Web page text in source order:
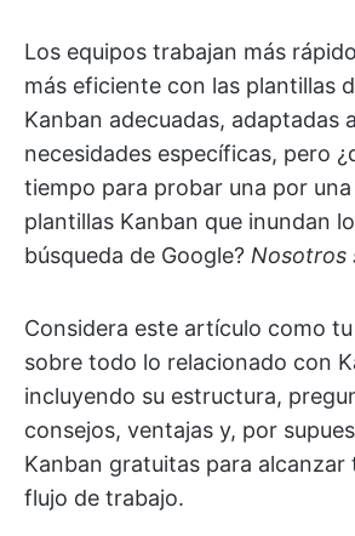
Los equipos trabajan más
más eficiente con las plantillas
Kanban adecuadas, adaptadas
necesidades específicas, pero
tiempo para probar una por
plantillas Kanban que inundan
búsqueda de Google? Nosotros
Considera este artículo como
sobre todo lo relacionado con
incluyendo su estructura,
consejos, ventajas y, por
Kanban gratuitas para alcanzar
flujo de trabajo.